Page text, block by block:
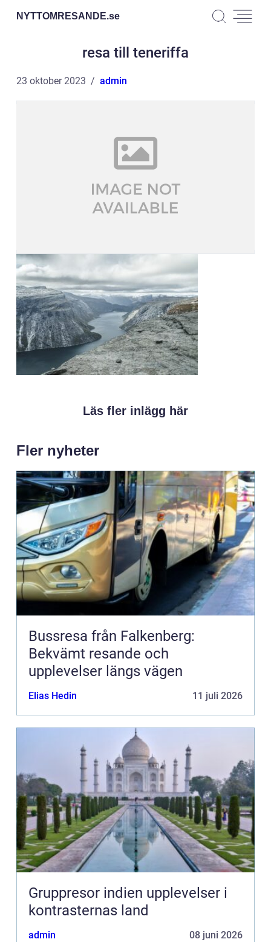
NYTTOMRESANDE.se
resa till teneriffa
23 oktober 2023 admin
Läs fler inlägg här
Fler nyheter
Bussresa från Falkenberg:
Bekvämt resande och
upplevelser längs vägen
Elias Hedin 11 juli 2026
Gruppresor indien upplevelser i
kontrasternas land
admin 08 juni 2026